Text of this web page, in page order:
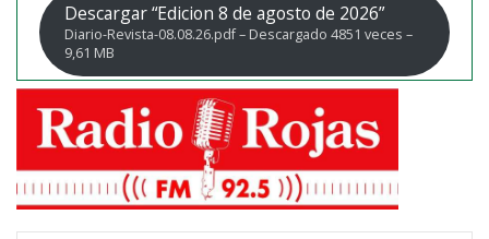
Descargar “Edicion 8 de agosto de 2026”
Diario-Revista-08.08.26.pdf – Descargado 4851 veces –
9,61 MB